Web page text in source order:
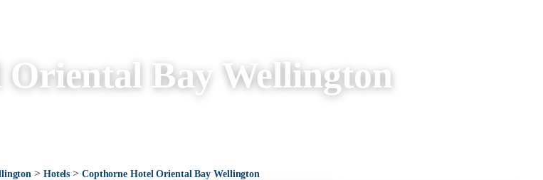
Bay Wellington
> Hotels > Copthorne Hotel Oriental Bay Wellington